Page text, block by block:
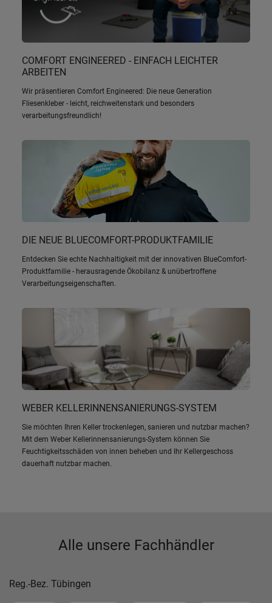
COMFORT ENGINEERED - EINFACH LEICHTER
ARBEITEN
Wir präsentieren Comfort Engineered: Die neue Generation
Fliesenkleber - leicht, reichweitenstark und besonders
verarbeitungsfreundlich!
DIE NEUE BLUECOMFORT-PRODUKTFAMILIE
Entdecken Sie echte Nachhaltigkeit mit der innovativen BlueComfort-
Produktfamilie - herausragende Ökobilanz & unübertroffene
Verarbeitungseigenschaften.
WEBER KELLERINNENSANIERUNGS-SYSTEM
Sie möchten Ihren Keller trockenlegen, sanieren und nutzbar machen?
Mit dem Weber Kellerinnensanierungs-System können Sie
Feuchtigkeitsschäden von innen beheben und Ihr Kellergeschoss
dauerhaft nutzbar machen.
Alle unsere Fachhändler
Reg.-Bez. Tübingen